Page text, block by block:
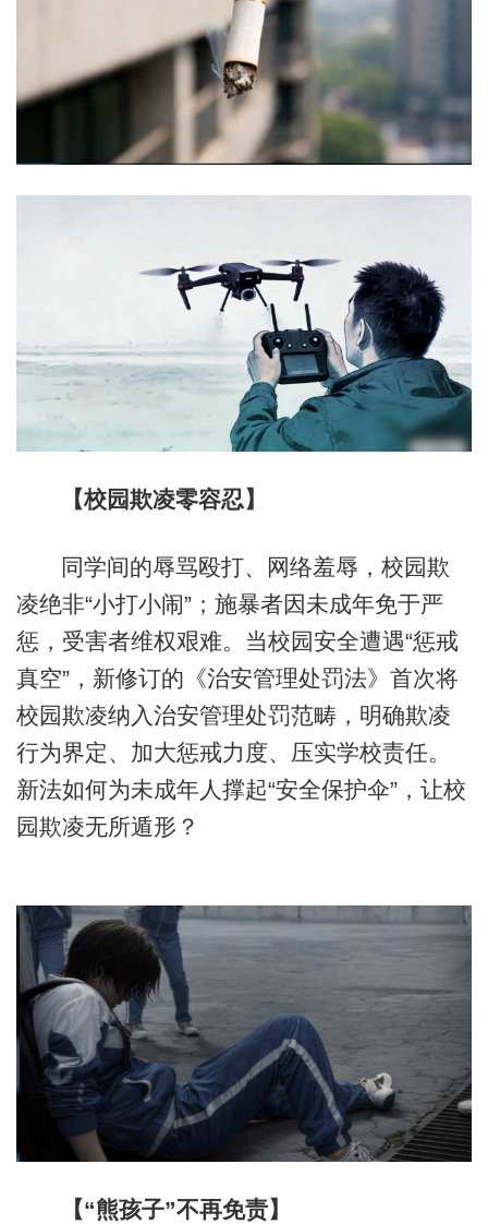
【校园欺凌零容忍】
同学间的辱骂殴打、网络羞辱，校园欺
凌绝非“小打小闹”；施暴者因未成年免于严
惩，受害者维权艰难。当校园安全遭遇“惩戒
真空”，新修订的《治安管理处罚法》首次将
校园欺凌纳入治安管理处罚范畴，明确欺凌
行为界定、加大惩戒力度、压实学校责任。
新法如何为未成年人撑起“安全保护伞”，让校
园欺凌无所遁形？
【“熊孩子”不再免责】